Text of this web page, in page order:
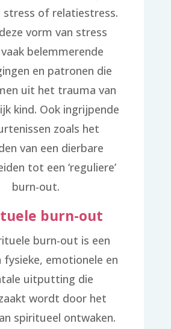
stress of relatiestress.
vorm van stress
belemmerende
en patronen die
uit het trauma van
kind. Ook ingrijpende
zoals het
van een dierbare
tot een ‘reguliere’
burn-out.
burn-out
burn-out is een
fysieke, emotionele en
uitputting die
wordt door het
spiritueel ontwaken.